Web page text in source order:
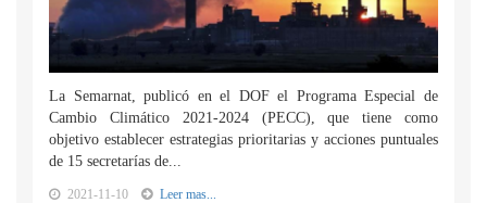
La Semarnat, publicó en el DOF el Programa Especial de
Cambio Climático 2021-2024 (PECC), que tiene como
objetivo establecer estrategias prioritarias y acciones puntuales
de 15 secretarías de...
2021-11-10 Leer mas...